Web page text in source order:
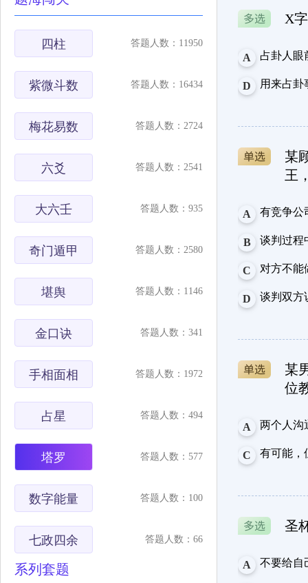
四柱 答题人数：11950
紫微斗数 答题人数：16434
梅花易数 答题人数：2724
六爻 答题人数：2541
大六壬 答题人数：935
奇门遁甲 答题人数：2580
堪舆 答题人数：1146
金口诀 答题人数：341
手相面相 答题人数：1972
占星 答题人数：494
塔罗 答题人数：577
数字能量 答题人数：100
七政四余 答题人数：66
系列套题
X
A 占卦人眼
D 用来占卦
某
王
A 有竞争公
B 谈判过程
C 对方不能
D 谈判双方
某
位
A 两个人沟
C 有可能，
圣
A 不要给自